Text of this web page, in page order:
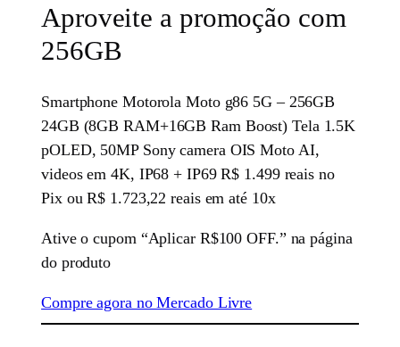
Aproveite a promoção com
256GB
Smartphone Motorola Moto g86 5G – 256GB
24GB (8GB RAM+16GB Ram Boost) Tela 1.5K
pOLED, 50MP Sony camera OIS Moto AI,
videos em 4K, IP68 + IP69 R$ 1.499 reais no
Pix ou R$ 1.723,22 reais em até 10x
Ative o cupom “Aplicar R$100 OFF.” na página
do produto
Compre agora no Mercado Livre